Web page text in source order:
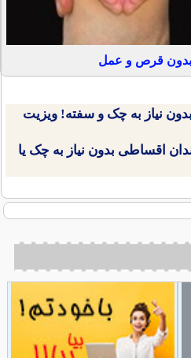
بدون قرص و عمل
نیاز به چک و سفته! ویزیت
اقساطی بدون نیاز به چک یا